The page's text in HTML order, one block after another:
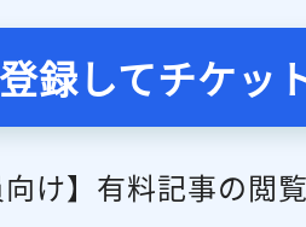
録してチケッ
向け】有料記事の閲